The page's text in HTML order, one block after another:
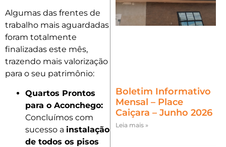
Algumas das frentes de
trabalho mais aguardadas
foram totalmente
finalizadas este mês,
trazendo mais valorização
para o seu patrimônio:
Quartos Prontos
para o Aconchego:
Concluímos com
sucesso a instalação
de todos os pisos
Boletim Informativo
Mensal – Place
Caiçara – Junho 2026
Leia mais »